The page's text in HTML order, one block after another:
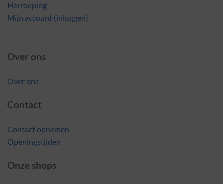
Herroeping
Mijn account (inloggen)
Over ons
Over ons
Contact
Contact opnemen
Openingstijden
Onze shops